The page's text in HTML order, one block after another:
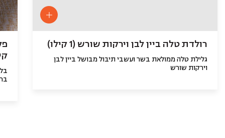
רולדת טלה ביין לבן וירקות שורש (1 קילו)
גלילת טלה ממולאת בשר ועשבי תיבול מבושל ביין לבן
וירקות שורש